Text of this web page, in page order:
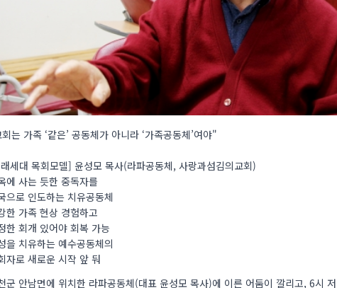
는 가족 ‘같은’ 공동체가 아니라 ‘가족공동체’여야"
세대 목회모델] 윤성모 목사(라파공동체, 사랑과섬김의교회)
에 사는 듯한 중독자를
으로 인도하는 치유공동체
한 가족 현상 경험하고
한 회개 있어야 회복 가능
을 치유하는 예수공동체의
자로 새로운 시작 앞 둬
군 안남면에 위치한 라파공동체(대표 윤성모 목사)에 이른 어둠이 깔리고, 6시